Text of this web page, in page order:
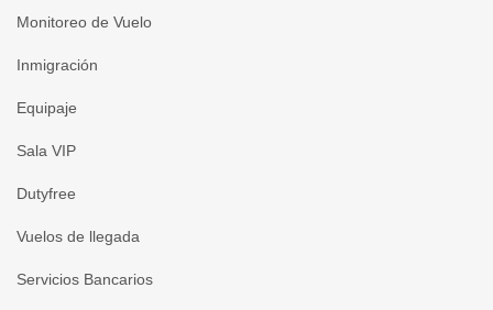
Monitoreo de Vuelo
Inmigración
Equipaje
Sala VIP
Dutyfree
Vuelos de llegada
Servicios Bancarios